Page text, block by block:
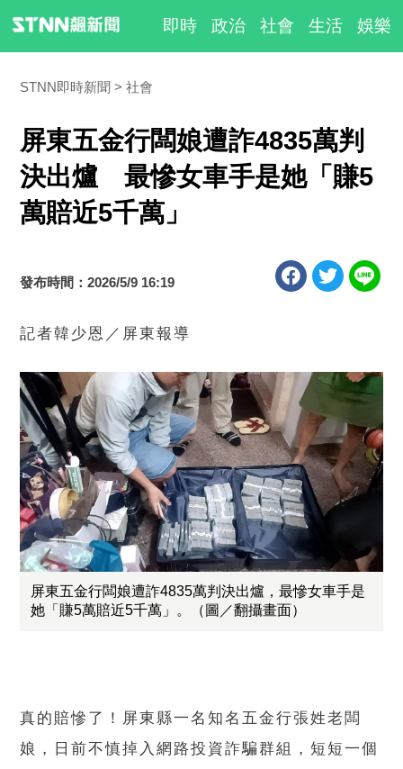
即時 政治 社會 生活 娛樂
STNN即時新聞 社會
屏東五金行闆娘遭詐4835萬判
決出爐 最慘女車手是她「賺5
萬賠近5千萬」
發布時間：2026/5/9 16:19
記者韓少恩／屏東報導
屏東五金行闆娘遭詐4835萬判決出爐，最慘女車手是
她「賺5萬賠近5千萬」。（圖／翻攝畫面）
真的賠慘了！屏東縣一名知名五金行張姓老闆
娘，日前不慎掉入網路投資詐騙群組，短短一個